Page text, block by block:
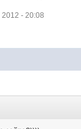
- 20:08